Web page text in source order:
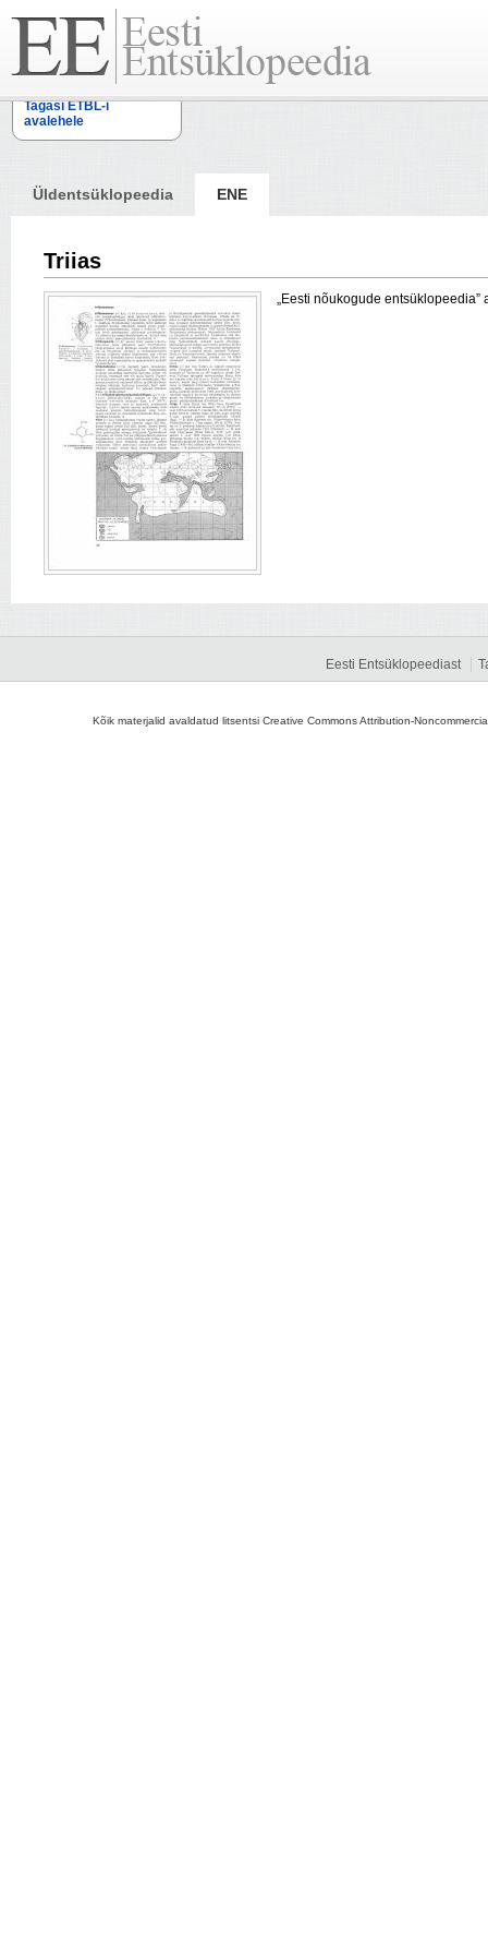
Tagasi ETBL-i
avalehele
Üldentsüklopeedia ENE
Triias
„Eesti nõukogude
Eesti Entsüklopeediast
Kõik materjalid avaldatud litsentsi Creative Commons Attribution-